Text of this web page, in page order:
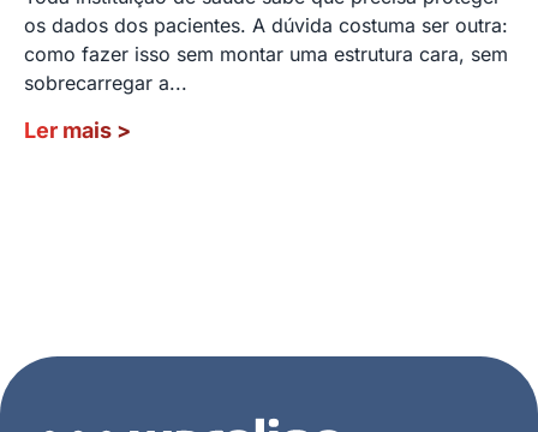
os dados dos pacientes. A dúvida costuma ser outra:
como fazer isso sem montar uma estrutura cara, sem
sobrecarregar a...
Ler mais >